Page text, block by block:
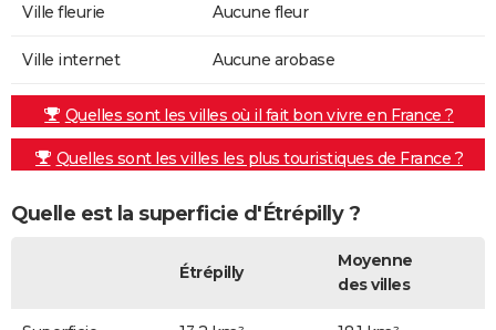
Ville fleurie Aucune fleur
Ville internet Aucune arobase
Quelles sont les villes où il fait bon vivre en France ?
Quelles sont les villes les plus touristiques de France ?
Quelle est la superficie d'Étrépilly ?
Étrépilly
Moyenne
des villes